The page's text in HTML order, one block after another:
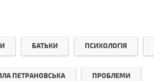
БАТЬКИ ПСИХОЛОГІЯ
ПЕТРАНОВСЬКА ПРОБЛЕМИ